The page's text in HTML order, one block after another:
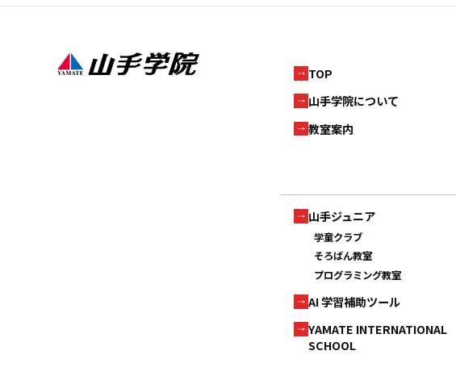
TOP
山手学院について
教室案内
山手ジュニア
学童クラブ
そろばん教室
プログラミング教室
AI 学習補助ツール
YAMATE INTERNATIONAL
SCHOOL